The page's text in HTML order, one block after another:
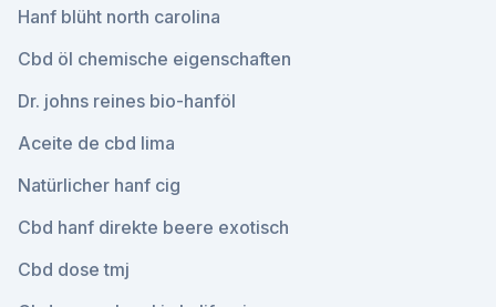
Hanf blüht north carolina
Cbd öl chemische eigenschaften
Dr. johns reines bio-hanföl
Aceite de cbd lima
Natürlicher hanf cig
Cbd hanf direkte beere exotisch
Cbd dose tmj